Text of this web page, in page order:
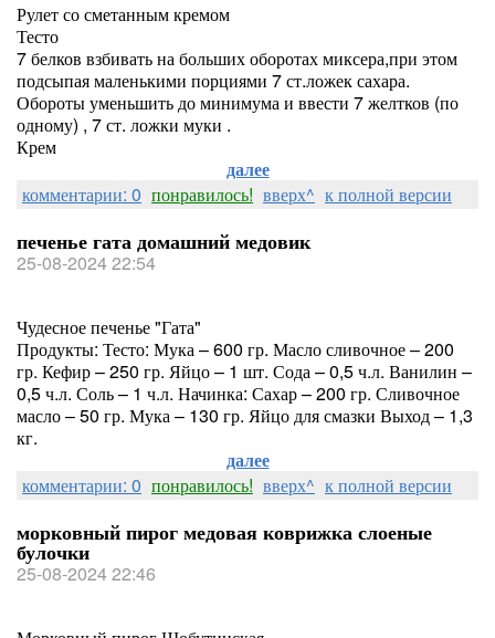
Рулет со сметанным кремом
Тесто
7 белков взбивать на больших оборотах миксера,при этом
подсыпая маленькими порциями 7 ст.ложек сахара.
Обороты уменьшить до минимума и ввести 7 желтков (по
одному) , 7 ст. ложки муки .
Крем
далее
комментарии: 0 понравилось! вверх^ к полной версии
печенье гата домашний медовик
25-08-2024 22:54
Чудесное печенье "Гата"
Продукты: Тесто: Мука – 600 гр. Масло сливочное – 200
гр. Кефир – 250 гр. Яйцо – 1 шт. Сода – 0,5 ч.л. Ванилин –
0,5 ч.л. Соль – 1 ч.л. Начинка: Сахар – 200 гр. Сливочное
масло – 50 гр. Мука – 130 гр. Яйцо для смазки Выход – 1,3
кг.
далее
комментарии: 0 понравилось! вверх^ к полной версии
морковный пирог медовая коврижка слоеные
булочки
25-08-2024 22:46